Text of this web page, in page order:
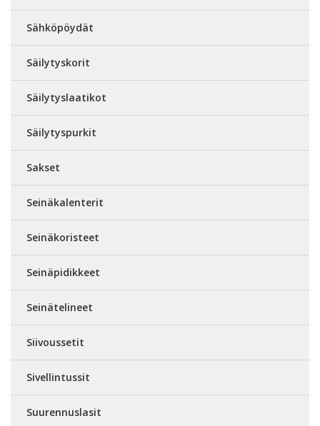
Sähköpöydät
Säilytyskorit
Säilytyslaatikot
Säilytyspurkit
Sakset
Seinäkalenterit
Seinäkoristeet
Seinäpidikkeet
Seinätelineet
Siivoussetit
Sivellintussit
Suurennuslasit